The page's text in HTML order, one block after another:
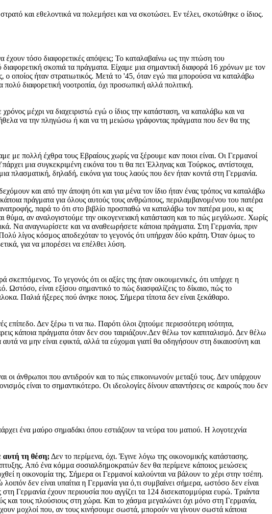
και εθελοντικά να πολεμήσει και να σκοτώσει. Εν τέλει, σκοτώθηκε ο ίδιος.
έχουν τόσο διαφορετικές απόψεις; Το καταλαβαίνω ως την πτώση του
σκοπιά τα πράγματα. Είχαμε μια σημαντική διαφορά 16 χρόνων με τον
οποίος ήταν στρατιωτικός. Μετά το '45, όταν εγώ πια μπορούσα να καταλάβω
διαφορετική νοοτροπία, όχι προσωπική αλλά πολιτική.
μέχρι να διαχειριστώ εγώ ο ίδιος την κατάσταση, να καταλάβω και να
να την πληγώσω ή και να τη μειώσω γράφοντας πράγματα που δεν θα της
με πολλή έχθρα τους Εβραίους χωρίς να ξέρουμε καν ποιοι είναι. Οι Γερμανοί
μια συγκεκριμένη εικόνα του τι θα πει Έλληνας και Τούρκος, αντίστοιχα,
πλασματική, δηλαδή, εικόνα για τους λαούς που δεν ήταν κοντά στη Γερμανία.
και από την άποψη ότι και για μένα τον ίδιο ήταν ένας τρόπος να καταλάβω
πράγματα για όλους αυτούς τους ανθρώπους, περιλαμβανομένου του πατέρα
παρά το ότι στο βιβλίο προσπαθώ να καταλάβω τον πατέρα μου, κι ας
θύμα, αν αναλογιστούμε την οικογενειακή κατάσταση και το πώς μεγάλωσε. Χωρίς
Να αναγνωρίσετε και να αναθεωρήσετε κάποια πράγματα. Στη Γερμανία, πριν
λίγος κόσμος αποδεχόταν το γεγονός ότι υπήρχαν δύο κράτη. Όταν όμως το
για να μπορέσει να επέλθει λύση.
Το γεγονός ότι οι αξίες της ήταν οικουμενικές, ότι υπήρχε η
Ωστόσο, είναι εξίσου σημαντικό το πώς διασφαλίζεις το δίκαιο, πώς το
Παλιά ήξερες πού άνηκε ποιος. Σήμερα τίποτα δεν είναι ξεκάθαρο.
επίπεδο. Δεν ξέρω τι να πω. Παρότι όλοι ζητούμε περισσότερη ισότητα,
κάποια πράγματα όταν δεν σου ταιριάζουν.Δεν θέλω τον καπιταλισμό. Δεν θέλω
να μην είναι εφικτά, αλλά τα εύχομαι γιατί θα οδηγήσουν στη δικαιοσύνη και
οι άνθρωποι που αντιδρούν και το πώς επικοινωνούν μεταξύ τους. Δεν υπάρχουν
είναι το σημαντικότερο. Οι ιδεολογίες δίνουν απαντήσεις σε καιρούς που δεν
ένα μαύρο σημαδάκι όπου εστιάζουν τα νεύρα του ματιού. Η λογοτεχνία
αυτή τη θέση; Δεν το περίμενα, όχι. Έγινε λόγω της οικονομικής κατάστασης.
Από ένα κόμμα σοσιαλδημοκρατών δεν θα περίμενε κάποιος μειώσεις
η οικονομία της. Σήμερα οι Γερμανοί καλούνται να βάλουν το χέρι στην τσέπη.
δεν είναι υπαίτια η Γερμανία για ό,τι συμβαίνει σήμερα, ωστόσο δεν είναι
Γερμανία έχουν περιουσία που αγγίζει τα 124 δισεκατομμύρια ευρώ. Τριάντα
και τους πλούσιους στη χώρα. Και το χάσμα μεγαλώνει όχι μόνο στη Γερμανία,
μοχλοί που, αν τους κινήσουμε σωστά, μπορούν να γίνουν σωστά κάποια